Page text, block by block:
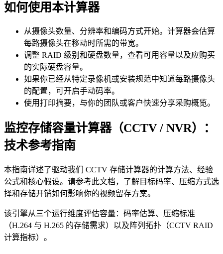
如何使用本计算器
从摄像头数量、分辨率和编码方式开始。计算器会估算
每路摄像头在移动时所需的带宽。
调整 RAID 级别和硬盘数量，查看可用容量以及应购买
的实际硬盘容量。
如果你已经从特定录像机或安装规范中知道每路摄像头
的配置，可开启手动码率。
使用打印摘要，与你的团队或客户快速分享采购概览。
监控存储容量计算器（CCTV / NVR）：
技术参考指南
本指南详述了驱动我们 CCTV 存储计算器的计算方法、经验
公式和核心假设。请参考此文档，了解目标码率、压缩方式选
择和存储开销如何影响你的视频留存方案。
该引擎从三个运行维度评估容量：码率估算、压缩标准
（H.264 与 H.265 的存储需求）以及阵列拓扑（CCTV RAID
计算指标）。